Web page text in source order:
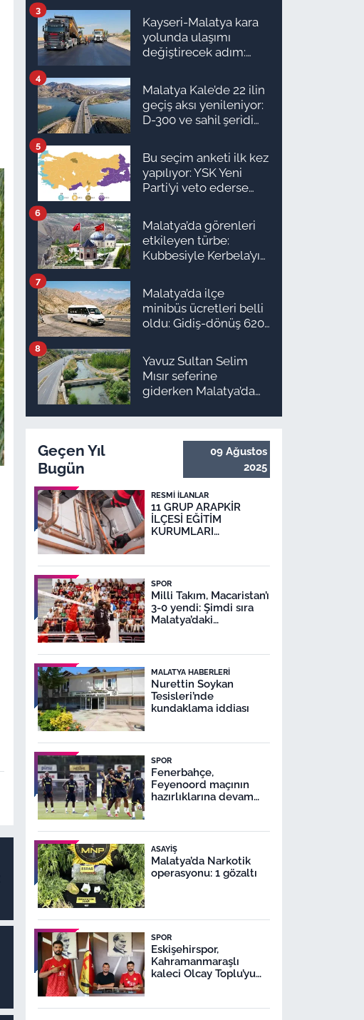
Kayseri-Malatya kara
yolunda ulaşımı
değiştirecek adım:
3
Malatya Kale’de 22 ilin
geçiş aksı yenileniyor:
D-300 ve sahil şeridi
4
Bu seçim anketi ilk kez
yapılıyor: YSK Yeni
Parti’yi veto ederse
olur?
5
Malatya’da görenleri
etkileyen türbe:
Kubbesiyle Kerbela’yı
6
Malatya’da ilçe
minibüs ücretleri belli
oldu: Gidiş-dönüş 620
7
Yavuz Sultan Selim
Mısır seferine
giderken Malatya’da
buranın ismi neden
8
Geçen Yıl
Bugün
09 Ağustos
2025
RESMI İLANLAR
11 GRUP ARAPKİR
İLÇESİ EĞİTİM
KURUMLARI
SPOR
Milli Takım, Macaristan’ı
3-0 yendi: Şimdi sıra
Malatya’daki
MALATYA HABERLERI
Nurettin Soykan
Tesisleri’nde
kundaklama iddiası
SPOR
Fenerbahçe,
Feyenoord maçının
hazırlıklarına devam
ASAYIŞ
Malatya’da Narkotik
operasyonu: 1 gözaltı
SPOR
Eskişehirspor,
Kahramanmaraşlı
kaleci Olcay Toplu’yu